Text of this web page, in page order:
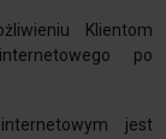
Klientom
po
jest